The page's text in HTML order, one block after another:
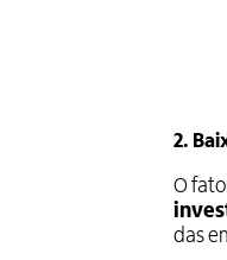
2.
O
das